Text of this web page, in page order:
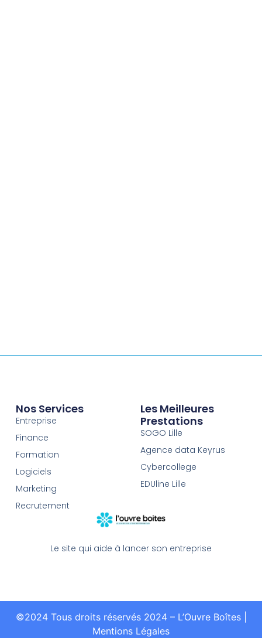
Le site qui aide à lancer son entreprise
Nos Services
Entreprise
Finance
Formation
Logiciels
Marketing
Recrutement
Les Meilleures
Prestations
SOGO Lille
Agence data Keyrus
Cybercollege
EDUline Lille
©2024 Tous droits réservés 2024 – L’Ouvre Boîtes
Mentions Légales